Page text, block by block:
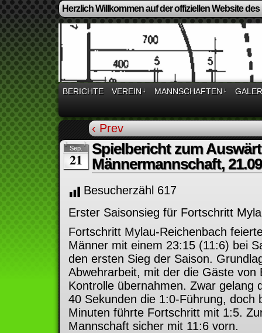
Herzlich Willkommen auf der offiziellen Website
BERICHTE VEREIN ↓ MANNSCHAFTEN ↓
‹ Prev
Sep.
21
Spielbericht zum
Männermannschaft,
Besucherzähl 617
Erster Saisonsieg für Fortschritt
Fortschritt Mylau-Reichenbach
Männer mit einem 23:15 (11:6) bei
den ersten Sieg der Saison.
Abwehrarbeit, mit der die Gäste von
Kontrolle übernahmen. Zwar gelang
40 Sekunden die 1:0-Führung, doch
Minuten führte Fortschritt mit 1:5.
Mannschaft sicher mit 11:6 vorn.